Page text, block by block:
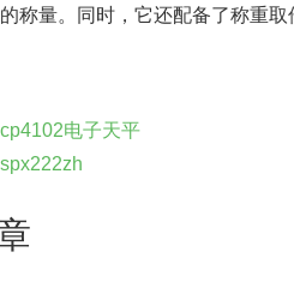
称量。同时，它还配备了称重取
电子天平